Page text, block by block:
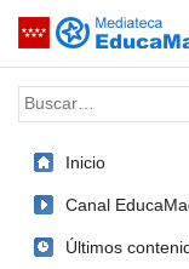
Saltar navegación
Palabra o frase:
Inicio
Canal
Últimos